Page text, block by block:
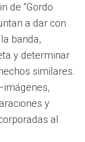
de “Gordo
a dar con
banda,
y determinar
similares.
y
al